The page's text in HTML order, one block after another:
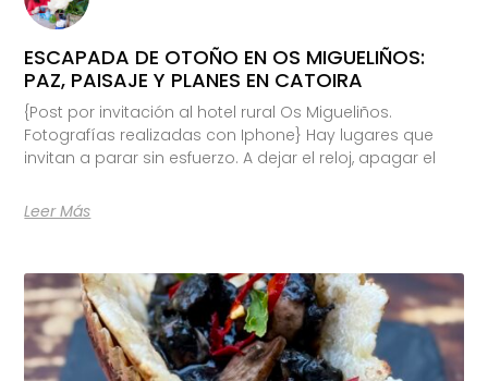
ESCAPADA DE OTOÑO EN OS MIGUELIÑOS:
PAZ, PAISAJE Y PLANES EN CATOIRA
{Post por invitación al hotel rural Os Migueliños.
Fotografías realizadas con Iphone} Hay lugares que
invitan a parar sin esfuerzo. A dejar el reloj, apagar el
Leer Más